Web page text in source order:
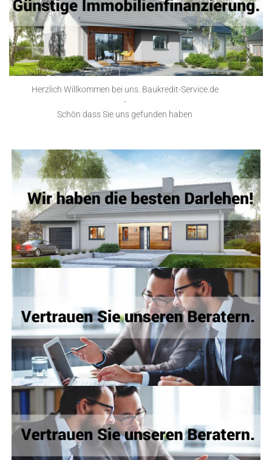
Herzlich Willkommen bei uns. Baukredit-Service.de
-
Schön dass Sie uns gefunden haben